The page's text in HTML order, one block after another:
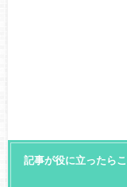
記事が役に立ったら